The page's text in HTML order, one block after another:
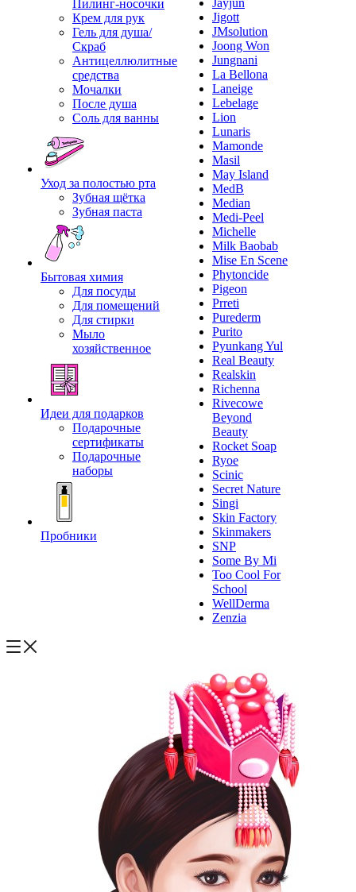
Пилинг-носочки
Крем для рук
Гель для душа/
Скраб
Антицеллюлитные
средства
Мочалки
После душа
Соль для ванны
Уход за полостью рта
Зубная щётка
Зубная паста
Бытовая химия
Для посуды
Для помещений
Для стирки
Мыло
хозяйственное
Идеи для подарков
Подарочные
сертификаты
Подарочные
наборы
Пробники
Jayjun
Jigott
JMsolution
Joong Won
Jungnani
La Bellona
Laneige
Lebelage
Lion
Lunaris
Mamonde
Masil
May Island
MedB
Median
Medi-Peel
Michelle
Milk Baobab
Mise En Scene
Phytoncide
Pigeon
Prreti
Purederm
Purito
Pyunkang Yul
Real Beauty
Realskin
Richenna
Rivecowe
Beyond
Beauty
Rocket Soap
Ryoe
Scinic
Secret Nature
Singi
Skin Factory
Skinmakers
SNP
Some By Mi
Too Cool For
School
WellDerma
Zenzia